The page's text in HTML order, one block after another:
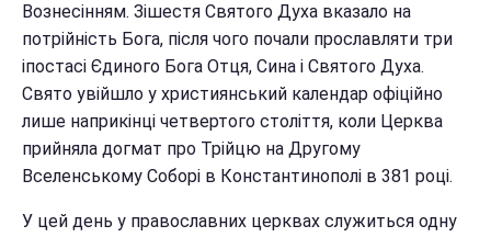
Вознесінням. Зішестя Святого Духа вказало на
потрійність Бога, після чого почали прославляти три
іпостасі Єдиного Бога Отця, Сина і Святого Духа.
Свято увійшло у християнський календар офіційно
лише наприкінці четвертого століття, коли Церква
прийняла догмат про Трійцю на Другому
Вселенському Соборі в Константинополі в 381 році.
У цей день у православних церквах служиться одну